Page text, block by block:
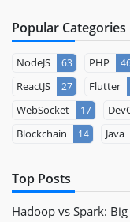
Popular Categories
NodeJS 63 PHP
ReactJS 27 Flutter
WebSocket 17
Blockchain 14 Java
Top Posts
Hadoop vs Spark: